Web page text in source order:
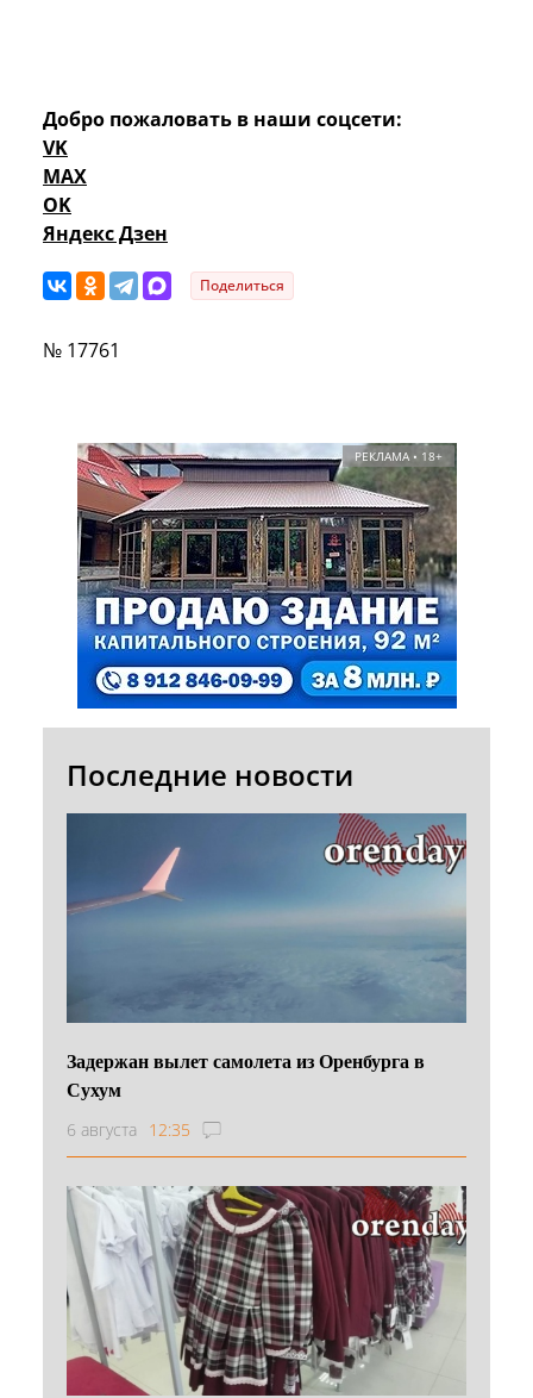
Добро пожаловать в наши соцсети:
VK
MAX
OK
Яндекс Дзен
Поделиться
№ 17761
РЕКЛАМА • 18+
Последние новости
Задержан вылет самолета из Оренбурга в
Сухум
6 августа 12:35